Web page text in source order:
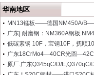
华南地区
MN13锰板——德国NM450A/
广东| 耐磨钢：NM360A钢板
低碳素钢 10F，宝钢10F，抚顺
广东18CrMo4—40CR光圆
原厂:广东Q345qC/D/E,Q370qC/